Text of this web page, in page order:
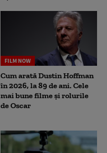
FILM NOW
Cum arată Dustin Hoffman
în 2026, la 89 de ani. Cele
mai bune filme și rolurile
de Oscar